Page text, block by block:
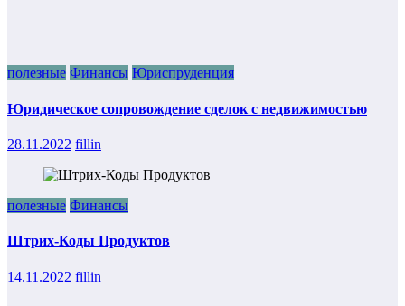
полезные Финансы Юриспруденция
Юридическое сопровождение сделок с недвижимостью
28.11.2022 fillin
полезные Финансы
Штрих-Коды Продуктов
14.11.2022 fillin